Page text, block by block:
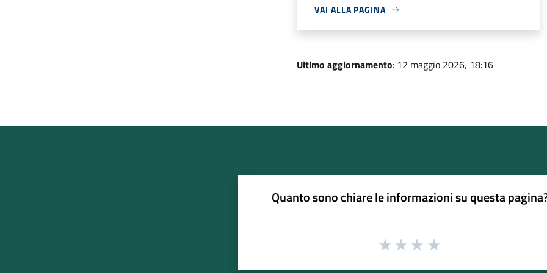
VAI ALLA PAGINA
Ultimo aggiornamento: 12 maggio 2026, 18:16
Quanto sono chiare le informazioni su questa